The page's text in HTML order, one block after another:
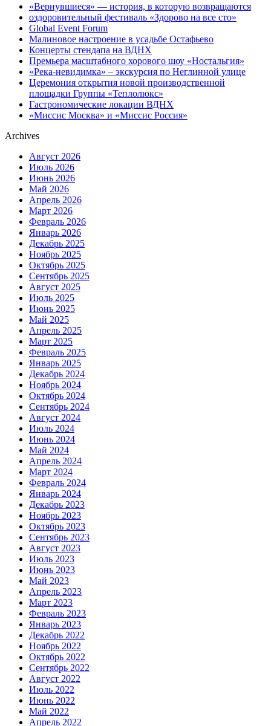
«Вернувшиеся» — история, в которую возвращаются
оздоровительный фестиваль «Здорово на все сто»
Global Event Forum
Малиновое настроение в усадьбе Остафьево
Концерты стендапа на ВДНХ
Премьера масштабного хорового шоу «Ностальгия»
«Река-невидимка» – экскурсия по Неглинной улице
Церемония открытия новой производственной
площадки Группы «Теплолюкс»
Гастрономические локации ВДНХ
«Миссис Москва» и «Миссис Россия»
Archives
Август 2026
Июль 2026
Июнь 2026
Май 2026
Апрель 2026
Март 2026
Февраль 2026
Январь 2026
Декабрь 2025
Ноябрь 2025
Октябрь 2025
Сентябрь 2025
Август 2025
Июль 2025
Июнь 2025
Май 2025
Апрель 2025
Март 2025
Февраль 2025
Январь 2025
Декабрь 2024
Ноябрь 2024
Октябрь 2024
Сентябрь 2024
Август 2024
Июль 2024
Июнь 2024
Май 2024
Апрель 2024
Март 2024
Февраль 2024
Январь 2024
Декабрь 2023
Ноябрь 2023
Октябрь 2023
Сентябрь 2023
Август 2023
Июль 2023
Июнь 2023
Май 2023
Апрель 2023
Март 2023
Февраль 2023
Январь 2023
Декабрь 2022
Ноябрь 2022
Октябрь 2022
Сентябрь 2022
Август 2022
Июль 2022
Июнь 2022
Май 2022
Апрель 2022